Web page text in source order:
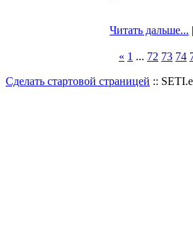
Читать дальше...
« 1 ... 72 73 74
Сделать стартовой страницей ::